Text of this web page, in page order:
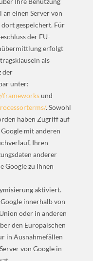
einen Server von
gespeichert. Für
der EU-
erfolgt
als
der
unter:
frameworksund
. Sowohl
haben Zugriff auf
mit anderen
Ihren
anderer
Google zu Ihnen
aktiviert.
innerhalb von
oder in anderen
den Europäischen
in Ausnahmefällen
von Google in